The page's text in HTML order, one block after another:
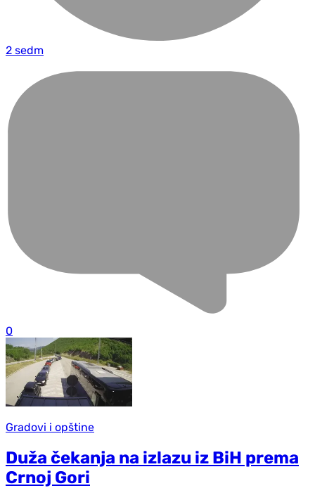
2 sedm
0
Gradovi i opštine
Duža čekanja na izlazu iz BiH prema
Crnoj Gori